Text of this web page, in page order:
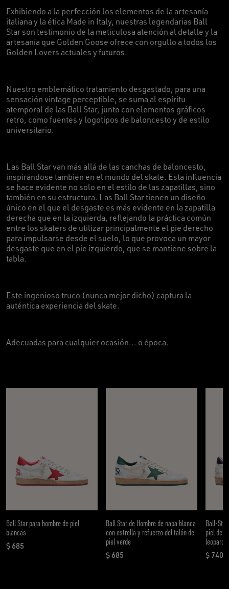
Exhibiendo a la perfección los elementos de la artesanía
italiana y la ética Made in Italy, nuestras legendarias Ball
Star son testimonio de la meticulosa atención al detalle y la
artesanía que Golden Goose ofrece con orgullo a todos los
Golden Lovers actuales y futuros.
Nuestro emblemático tratamiento desgastado, para una
sensación vintage perceptible, se suma al espíritu
atemporal de las Ball Star, junto con elementos gráficos
retro, como fuentes y logotipos de baloncesto y de estilo
universitario.
Las Ball Star van más allá de las canchas de baloncesto,
inspirándose también en el mundo del skate. Esta influencia
se hace evidente no solo en el estilo de las zapatillas, sino
también en su estructura. Las Ball Star tienen un diseño
único en el que el desgaste es más evidente en la zapatilla
derecha que en la izquierda, reflejando la práctica común
entre los skaters de utilizar principalmente el pie derecho
para impulsarse desde el suelo, lo que provoca un mayor
desgaste que en el pie izquierdo, que se mantiene sobre la
tabla.
Este ingenioso truco (nunca mejor dicho) captura la
auténtica experiencia del skate.
Adecuadas para cualquier ocasión... o época.
Ball Star para hombre de piel
blancas
$ 685
precio actual $ 685
Ball Star de Hombre de napa blanca
con estrella y refuerzo del talón de
piel verde
$ 685
precio actual $ 685
Ball-
piel de
leopardo
$ 740